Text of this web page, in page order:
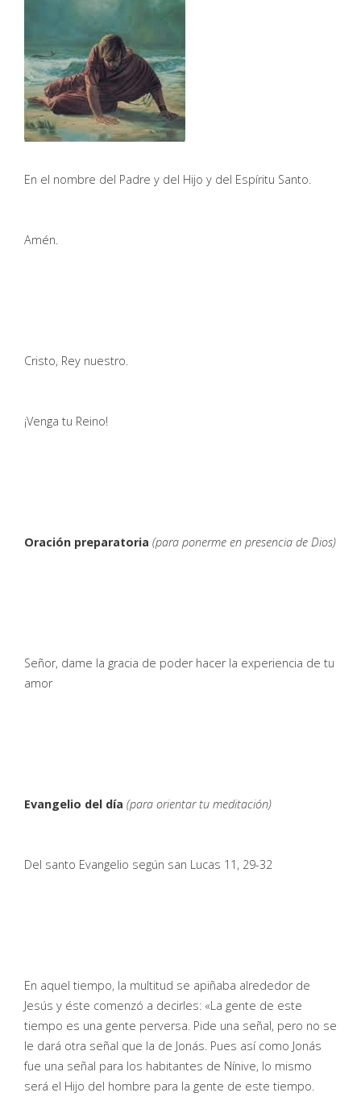
En el nombre del Padre y del Hijo y del Espíritu Santo.
Amén.
Cristo, Rey nuestro.
¡Venga tu Reino!
Oración preparatoria (para ponerme en presencia de Dios)
Señor, dame la gracia de poder hacer la experiencia de tu
amor
Evangelio del día (para orientar tu meditación)
Del santo Evangelio según san Lucas 11, 29-32
En aquel tiempo, la multitud se apiñaba alrededor de
Jesús y éste comenzó a decirles: «La gente de este
tiempo es una gente perversa. Pide una señal, pero no se
le dará otra señal que la de Jonás. Pues así como Jonás
fue una señal para los habitantes de Nínive, lo mismo
será el Hijo del hombre para la gente de este tiempo.